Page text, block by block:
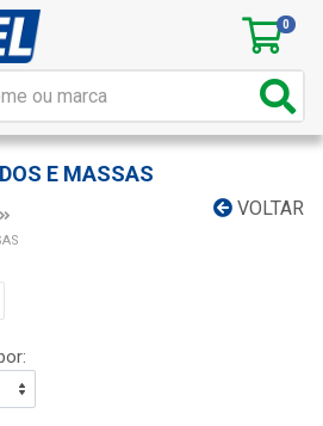
0
E MASSAS
VOLTAR